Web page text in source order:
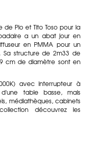
de Pio et Tito Toso pour la
a un abat jour en
en PMMA pour un
Sa structure de 2m33 de
cm de diamètre sont en
avec interrupteur à
table basse, mais
médiathèques, cabinets
découvrez les